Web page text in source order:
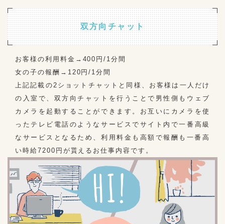
双方向チャット
お客様の利用料金→400円/1分間
女の子の報酬→120円/1分間
上記記載の2ショットチャットと同様、お客様は一人だけ
の入室で、双方向チャットを行うことで男性側もウェブ
カメラを起動することができます。お互いにカメラを使
ったテレビ電話のようなサービスでサイト内で一番高級
なサービスとなるため、利用料金も高額で報酬も一番高
い時給7200円が貰えるお仕事内容です。